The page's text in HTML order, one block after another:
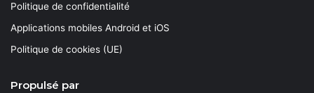
Politique de confidentialité
Applications mobiles Android et iOS
Politique de cookies (UE)
Propulsé par